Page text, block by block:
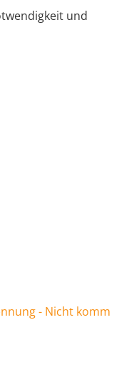
und
- Nicht komm